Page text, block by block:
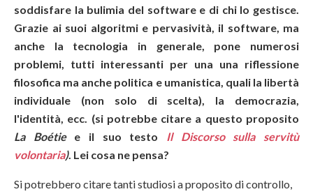
soddisfare la bulimia del software e di chi lo gestisce.
Grazie ai suoi algoritmi e pervasività, il software, ma
anche la tecnologia in generale, pone numerosi
problemi, tutti interessanti per una una riflessione
filosofica ma anche politica e umanistica, quali la libertà
individuale (non solo di scelta), la democrazia,
l'identità, ecc. (si potrebbe citare a questo proposito
La Boétiee il suo testo
Il Discorso sulla servitù
volontaria). Lei cosa ne pensa?
Si potrebbero citare tanti studiosi a proposito di controllo,